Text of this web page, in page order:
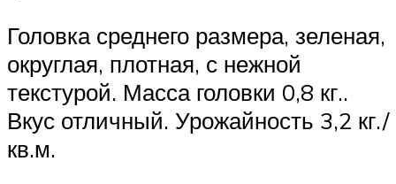
Головка среднего размера, зеленая,
округлая, плотная, с нежной
текстурой. Масса головки 0,8 кг..
Вкус отличный. Урожайность 3,2 кг./
кв.м.